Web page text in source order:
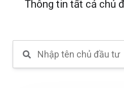
Thông tin tất cả chủ